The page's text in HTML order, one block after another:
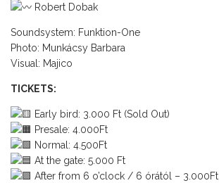
Robert Dobak
Soundsystem: Funktion-One
Photo: Munkácsy Barbara
Visual: Majico
TICKETS:
Early bird: 3.000 Ft (Sold Out)
Presale: 4.000Ft
Normal: 4.500Ft
At the gate: 5.000 Ft
After from 6 o’clock / 6 órától – 3.000Ft